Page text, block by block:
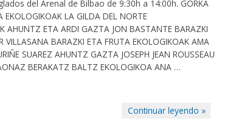
del Arenal de Bilbao de 9:30h a 14:00h. GORKA
EKOLOGIKOAK LA GILDA DEL NORTE
AHUNTZ ETA ARDI GAZTA JON BASTANTE BARAZKI
VILLASANA BARAZKI ETA FRUTA EKOLOGIKOAK AMA
SUAREZ AHUNTZ GAZTA JOSEPH JEAN ROUSSEAU
BERAKATZ BALTZ EKOLOGIKOA ANA …
Continuar leyendo »